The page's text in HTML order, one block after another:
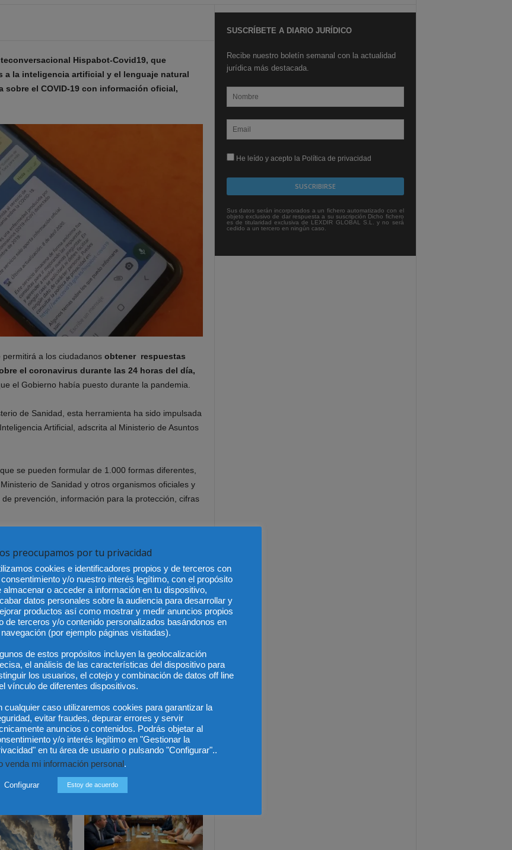
Hispabot-Covid19, que
a la inteligencia artificial y el lenguaje natural
el COVID-19 con información oficial,
a los ciudadanosobtener respuestas
el coronavirus durante las 24 horas del día,
el Gobierno había puesto durante la pandemia.
de Sanidad, esta herramienta ha sido impulsada
Artificial, adscrita al Ministerio de Asuntos
se pueden formular de 1.000 formas diferentes,
de Sanidad y otros organismos oficiales y
prevención, información para la protección, cifras
escribir la palabra “hola” en un mensaje
servicio da la bienvenida e informa sobre los temas
México – Piden protección del salario
de médicos y personal de salud
SUSCRÍBETE A DIARIO JURÍDICO
Recibe nuestro boletín semanal con la actualidad
jurídica más destacada.
He leído y acepto la Política de privacidad
Sus datos serán incorporados a un fichero automatizado con el
objeto exclusivo de dar respuesta a su suscripción Dicho fichero
es de titularidad exclusiva de LEXDIR GLOBAL S.L. y no será
cedido a un tercero en ningún caso.
preocupamos por tu privacidad
cookies e identificadores propios y de terceros con
y/o nuestro interés legítimo, con el propósito
almacenar o acceder a información en tu dispositivo,
datos personales sobre la audiencia para desarrollar y
productos así como mostrar y medir anuncios propios
de terceros y/o contenido personalizados basándonos en
(por ejemplo páginas visitadas).
de estos propósitos incluyen la geolocalización
el análisis de las características del dispositivo para
los usuarios, el cotejo y combinación de datos off line
vínculo de diferentes dispositivos.
cualquier caso utilizaremos cookies para garantizar la
evitar fraudes, depurar errores y servir
anuncios o contenidos. Podrás objetar al
y/o interés legítimo en "Gestionar la
en tu área de usuario o pulsando "Configurar"..
venda mi información personal.
Configurar Estoy de acuerdo